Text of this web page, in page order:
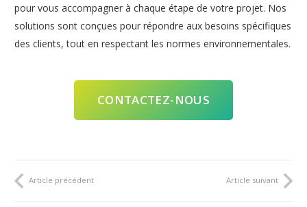
pour vous accompagner à chaque étape de votre projet. Nos
solutions sont conçues pour répondre aux besoins spécifiques
des clients, tout en respectant les normes environnementales.
CONTACTEZ-NOUS
Article précédent Article suivant